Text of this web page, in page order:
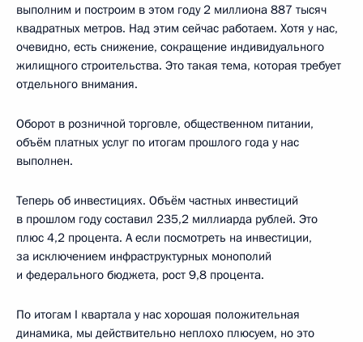
выполним и построим в этом году 2 миллиона 887 тысяч
квадратных метров. Над этим сейчас работаем. Хотя у нас,
очевидно, есть снижение, сокращение индивидуального
жилищного строительства. Это такая тема, которая требует
отдельного внимания.
Оборот в розничной торговле, общественном питании,
объём платных услуг по итогам прошлого года у нас
выполнен.
Теперь об инвестициях. Объём частных инвестиций
в прошлом году составил 235,2 миллиарда рублей. Это
плюс 4,2 процента. А если посмотреть на инвестиции,
за исключением инфраструктурных монополий
и федерального бюджета, рост 9,8 процента.
По итогам I квартала у нас хорошая положительная
динамика, мы действительно неплохо плюсуем, но это